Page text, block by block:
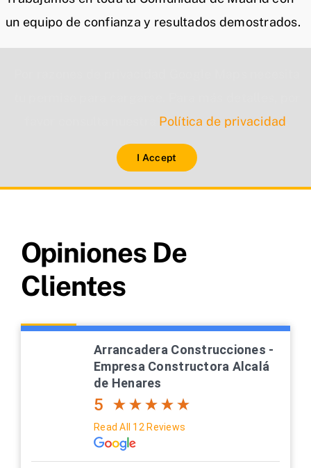
un equipo de confianza y resultados demostrados.
Política de privacidad
I Accept
Opiniones De
Clientes
Arrancadera Construcciones -
Empresa Constructora Alcalá
de Henares
5
Read All 12 Reviews